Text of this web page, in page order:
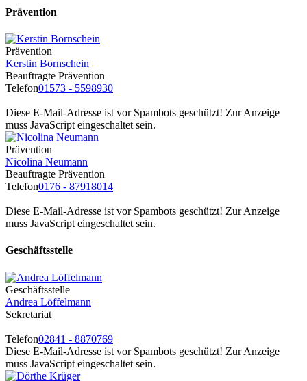
Prävention
Prävention
Kerstin Bornschein
Beauftragte Prävention
Telefon01573 - 5598930
Diese E-Mail-Adresse ist vor Spambots geschützt! Zur Anzeige
muss JavaScript eingeschaltet sein.
Prävention
Nicolina Neumann
Beauftragte Prävention
Telefon0176 - 87918014
Diese E-Mail-Adresse ist vor Spambots geschützt! Zur Anzeige
muss JavaScript eingeschaltet sein.
Geschäftsstelle
Geschäftsstelle
Andrea Löffelmann
Sekretariat
Telefon02841 - 8870769
Diese E-Mail-Adresse ist vor Spambots geschützt! Zur Anzeige
muss JavaScript eingeschaltet sein.